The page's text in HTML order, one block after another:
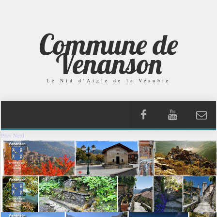
Commune de
Venanson
Le Nid d'Aigle de la Vésubie
Prev Next